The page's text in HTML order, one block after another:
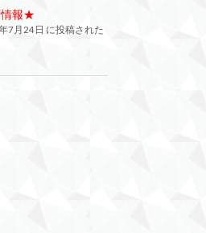
情報★
7月24日 に投稿された